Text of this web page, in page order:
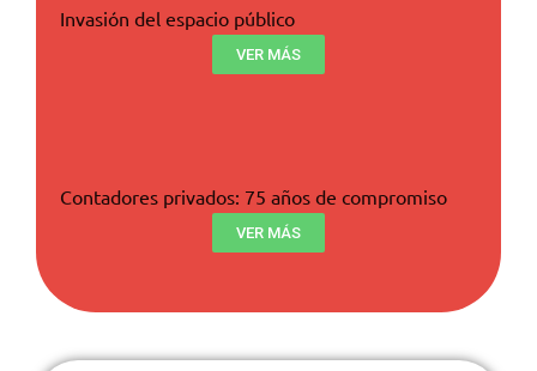
Invasión del espacio público
VER MÁS
Contadores privados: 75 años de compromiso
VER MÁS